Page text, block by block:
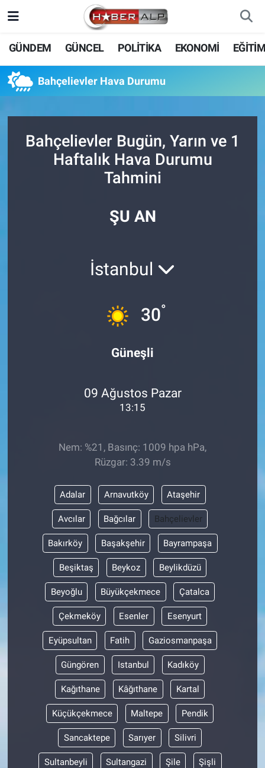
GÜNDEM GÜNCEL POLİTİKA EKONOMİ
Bahçelievler Hava Durumu
Bahçelievler Bugün, Yarın ve 1
Haftalık Hava Durumu
Tahmini
ŞU AN
İstanbul
30°
Güneşli
09 Ağustos Pazar
13:15
Nem: %21, Basınç: 1009 hpa hPa,
Rüzgar: 3.39 m/s
Adalar Arnavutköy Ataşehir
Avcılar Bağcılar Bahçelievler
Bakırköy Başakşehir Bayrampaşa
Beşiktaş Beykoz Beylikdüzü
Beyoğlu Büyükçekmece Çatalca
Çekmeköy Esenler Esenyurt
Eyüpsultan Fatih Gaziosmanpaşa
Güngören Istanbul Kadıköy
Kağıthane Kâğıthane Kartal
Küçükçekmece Maltepe Pendik
Sancaktepe Sarıyer Silivri
Sultanbeyli Sultangazi Şile Şişli
Nöbetçi Eczaneler
Hava Durumu
Süper Lig Puan Durumu ve Fikstür
Tüm Manşetler